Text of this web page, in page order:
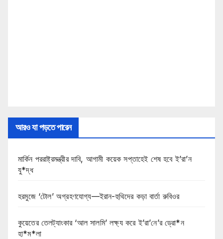
আরও যা পড়তে পারেন
মার্কিন পররাষ্ট্রমন্ত্রীর দাবি, আগামী কয়েক সপ্তাহেই শেষ হবে ই’রা’ন
যু*দ্ধ
হরমুজে ‘টোল’ অগ্রহণযোগ্য—ইরান-হুথিদের কড়া বার্তা রুবিওর
কুয়েতের তেলট্যাংকার ‘আল সালমি’ লক্ষ্য করে ই’রা’নে’র ড্রো*ন
হা*ম*লা